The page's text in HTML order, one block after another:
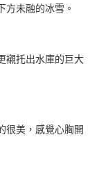
方未融的冰雪。
襯托出水庫的巨大
很美，感覺心胸開